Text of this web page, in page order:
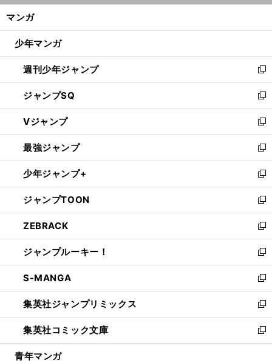
ン
ウ
開
く
マンガ
少年マンガ
週刊少年ジャンプ
新
し
い
ウ
ィ
ン
ド
ウ
で
開
く
ジャンプSQ
新
し
い
ウ
ィ
ン
ド
ウ
で
開
く
Vジャンプ
新
し
い
ウ
ィ
ン
ド
ウ
で
開
く
最強ジャンプ
新
し
い
ウ
ィ
ン
ド
ウ
で
開
く
少年ジャンプ+
新
し
い
ウ
ィ
ン
ド
ウ
で
開
く
ジャンプTOON
新
し
い
ウ
ィ
ン
ド
ウ
で
開
く
ZEBRACK
新
し
い
ウ
ィ
ン
ド
ウ
で
開
ジャンプルーキー！
新
し
い
ウ
ィ
ン
ド
ウ
S-MANGA
新
し
い
ウ
ィ
ン
集英社ジャンプリミックス
新
し
い
ウ
集英社コミック文庫
新
し
青年マンガ